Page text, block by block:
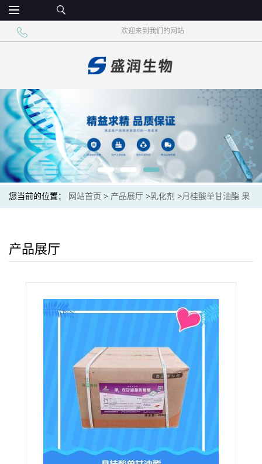
欢迎来到我们的网站
您当前的位置： 网站首页 > 产品展厅 >乳化剂 > 月桂酸单甘油酯 果
产品展厅